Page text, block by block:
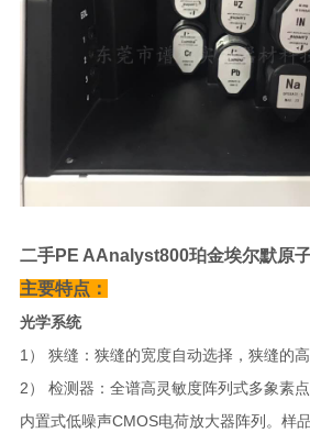
二手PE AAnalyst800珀金埃尔默原
主要特点：
光学系统
1） 狭缝：狭缝的宽度自动选择，狭缝的高
2） 检测器：全谱高灵敏度阵列式多象素
内置式低噪声CMOS电荷放大器阵列。样